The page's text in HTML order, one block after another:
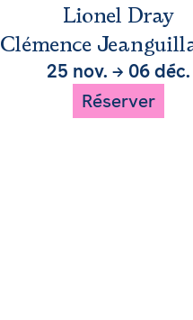
Lionel Dray
Clémence
25 nov. → 06 déc.
Réserver